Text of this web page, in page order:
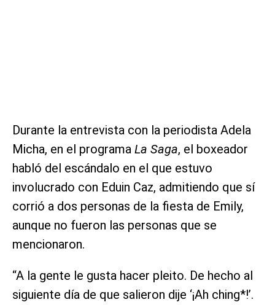
Durante la entrevista con la periodista Adela
Micha, en el programa La Saga, el boxeador
habló del escándalo en el que estuvo
involucrado con Eduin Caz, admitiendo que sí
corrió a dos personas de la fiesta de Emily,
aunque no fueron las personas que se
mencionaron.
“A la gente le gusta hacer pleito. De hecho al
siguiente día de que salieron dije ‘¡Ah ching*!’.